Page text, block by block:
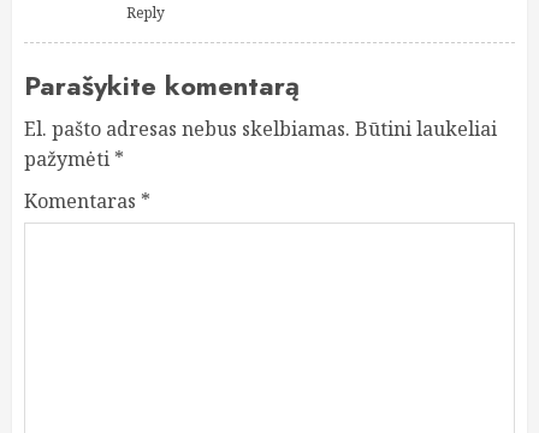
Reply
Parašykite komentarą
El. pašto adresas nebus skelbiamas. Būtini laukeliai
pažymėti *
Komentaras *